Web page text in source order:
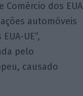
dos EUA
automóveis
UE”,
pelo
causado